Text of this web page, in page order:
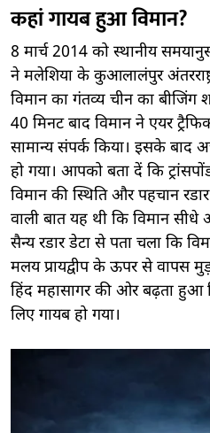
कहां गायब हुआ विमान?
8 मार्च 2014 को स्थानीय
ने मलेशिया के कुआलालंपुर
विमान का गंतव्य चीन का
40 मिनट बाद विमान ने एयर
सामान्य संपर्क किया। इसके बाद
हो गया। आपको बता दें कि
विमान की स्थिति और पहचान
वाली बात यह थी कि विमान सीधे
सैन्य रडार डेटा से पता चला कि
मलय प्रायद्वीप के ऊपर से वापस
हिंद महासागर की ओर बढ़ता हुआ
लिए गायब हो गया।